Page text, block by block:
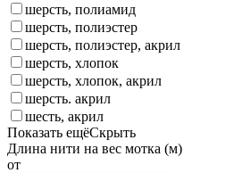
шерсть, полиамид
шерсть, полиэстер
шерсть, полиэстер, акрил
шерсть, хлопок
шерсть, хлопок, акрил
шерсть. акрил
шесть, акрил
Показать ещёСкрыть
Длина нити на вес мотка (м)
от